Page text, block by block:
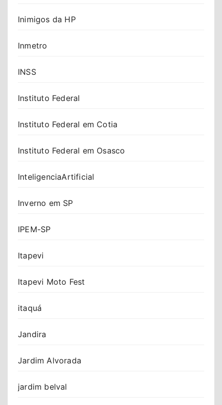
Inimigos da HP
Inmetro
INSS
Instituto Federal
Instituto Federal em Cotia
Instituto Federal em Osasco
InteligenciaArtificial
Inverno em SP
IPEM-SP
Itapevi
Itapevi Moto Fest
itaquá
Jandira
Jardim Alvorada
jardim belval